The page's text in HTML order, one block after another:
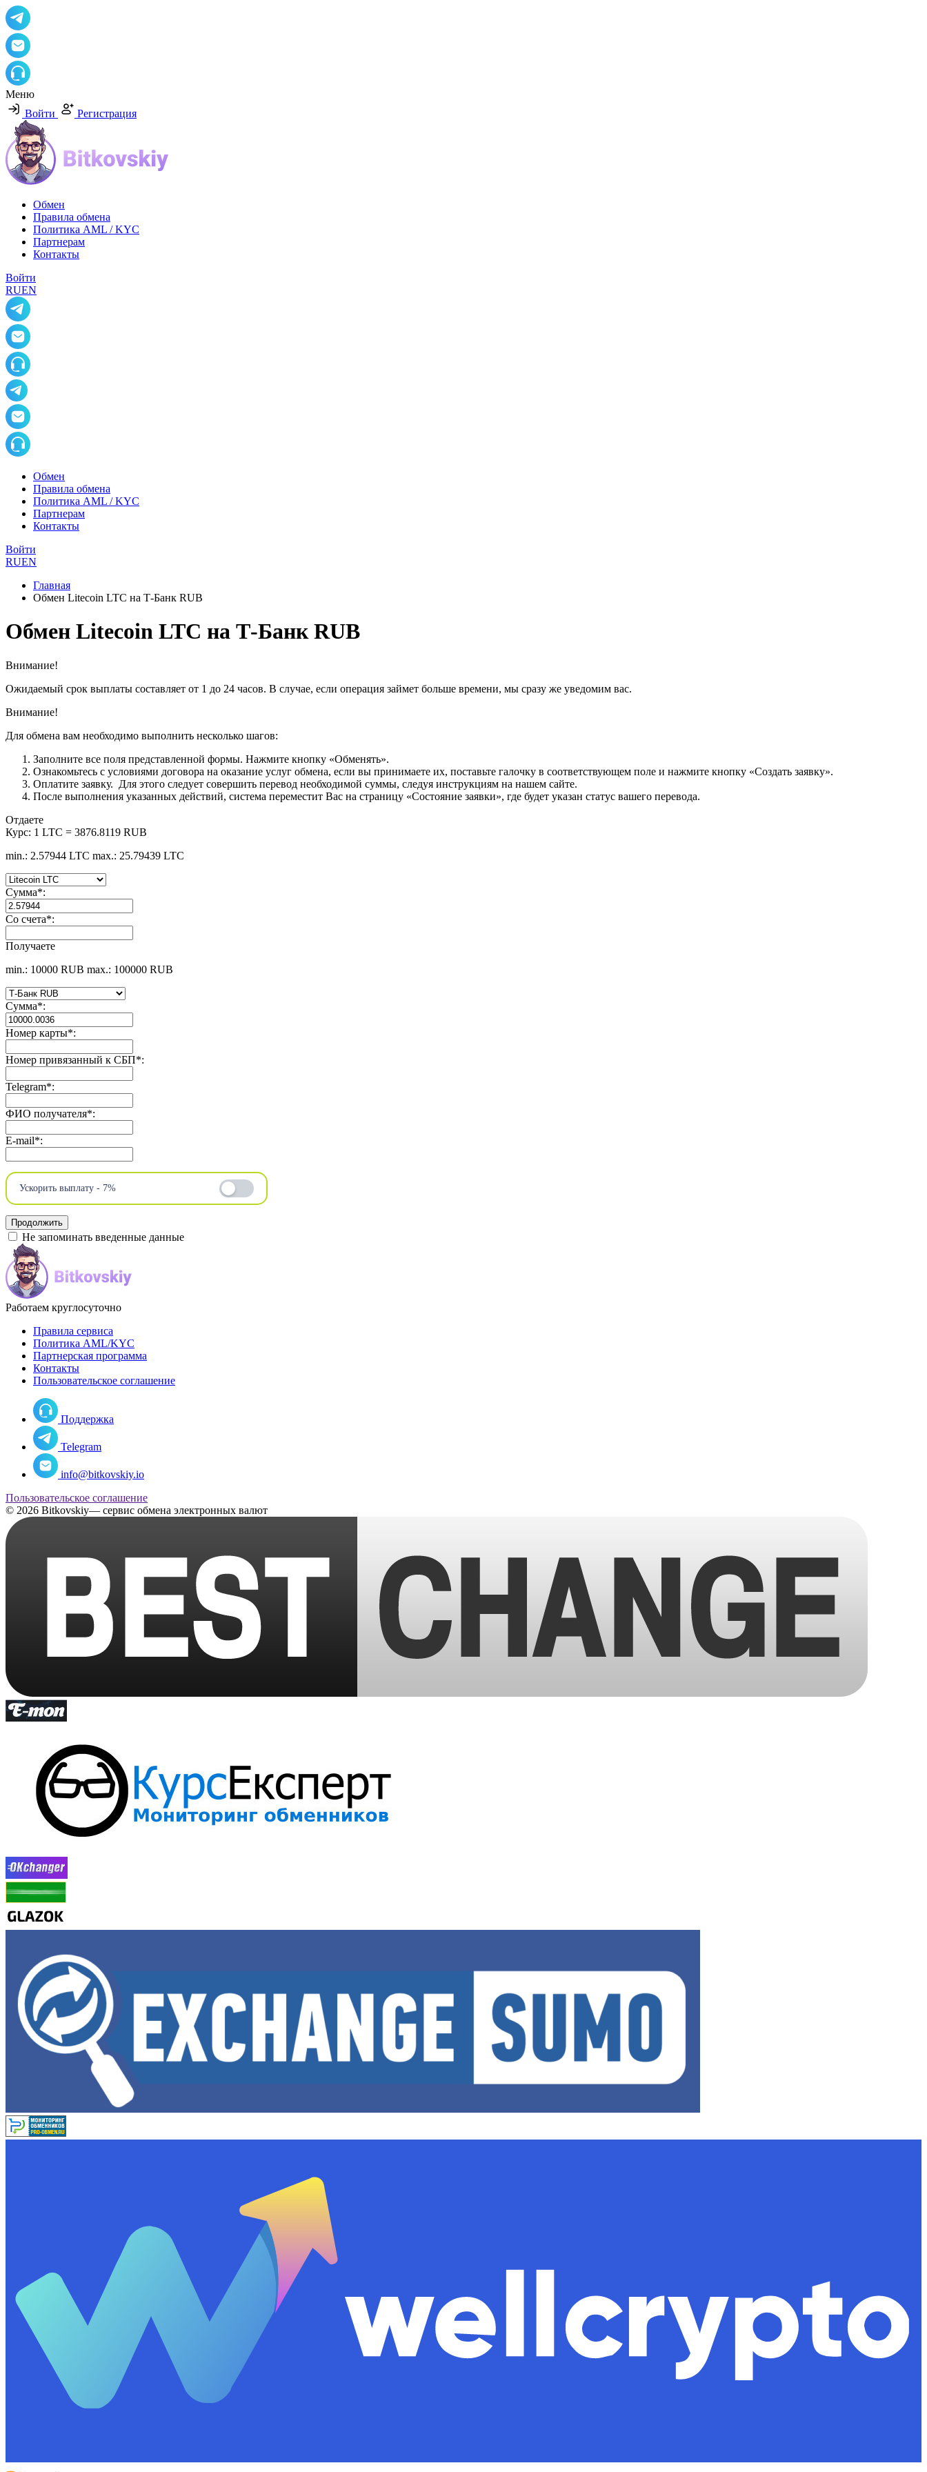
Меню
Войти
Регистрация
Обмен
Правила обмена
Политика AML / KYC
Партнерам
Контакты
Войти
RUEN
Обмен
Правила обмена
Политика AML / KYC
Партнерам
Контакты
Войти
RUEN
Главная
Обмен Litecoin LTC на Т-Банк RUB
Обмен Litecoin LTC на Т-Банк RUB
Внимание!
Ожидаемый срок выплаты составляет от 1 до 24 часов. В случае, если операция займет больше времени, мы сразу же уведомим вас.
Внимание!
Для обмена вам необходимо выполнить несколько шагов:
Заполните все поля представленной формы. Нажмите кнопку «Обменять».
Ознакомьтесь с условиями договора на оказание услуг обмена, если вы принимаете их, поставьте галочку в соответствующем поле и нажмите кнопку «Создать заявку».
Оплатите заявку. Для этого следует совершить перевод необходимой суммы, следуя инструкциям на нашем сайте.
После выполнения указанных действий, система переместит Вас на страницу «Состояние заявки», где будет указан статус вашего перевода.
Отдаете
Курс: 1 LTC = 3876.8119 RUB
min.: 2.57944 LTC max.: 25.79439 LTC
Сумма*:
Со счета*:
Получаете
min.: 10000 RUB max.: 100000 RUB
Сумма*:
Номер карты*:
Номер привязанный к СБП*:
Telegram*:
ФИО получателя*:
E-mail*:
Ускорить выплату - 7%
Не запоминать введенные данные
Работаем круглосуточно
Правила сервиса
Политика AML/KYC
Партнерская программа
Контакты
Пользовательское соглашение
Поддержка
Telegram
info@bitkovskiy.io
Пользовательское соглашение
© 2026 Bitkovskiy— сервис обмена электронных валют